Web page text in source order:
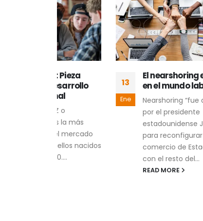
13
Ene
El nearshoring en México
en el mundo laboral
Nearshoring “fue diseñada
estadounidense Joe Biden
para reconfigurar el
comercio de Estados Unidos